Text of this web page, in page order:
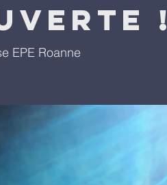
!
EPE Roanne